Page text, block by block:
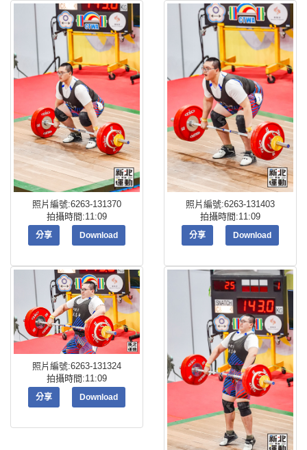
照片編號:6263-131370
拍攝時間:11:09
分享 Download
照片編號:6263-131403
拍攝時間:11:09
分享 Download
照片編號:6263-131324
拍攝時間:11:09
分享 Download